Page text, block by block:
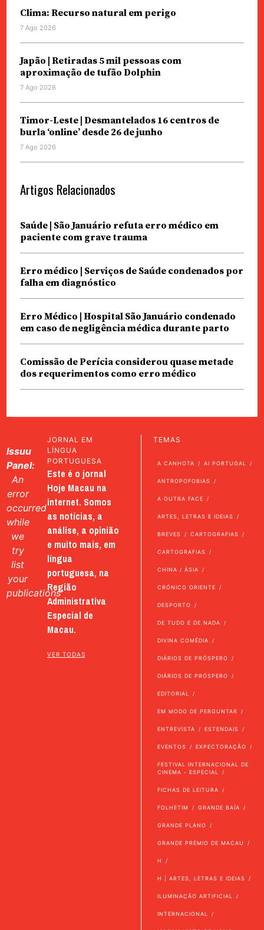
Clima: Recurso natural em perigo
7 Ago 2026
Japão | Retiradas 5 mil pessoas com
aproximação de tufão Dolphin
7 Ago 2026
Timor-Leste | Desmantelados 16 centros de
burla ‘online’ desde 26 de junho
7 Ago 2026
Artigos Relacionados
Saúde | São Januário refuta erro médico em
paciente com grave trauma
Erro médico | Serviços de Saúde condenados por
falha em diagnóstico
Erro Médico | Hospital São Januário condenado
em caso de negligência médica durante parto
Comissão de Perícia considerou quase metade
dos requerimentos como erro médico
Issuu
Panel:
An
error
occurred
while
we
try
list
your
publications
JORNAL EM
LÍNGUA
PORTUGUESA
Este é o jornal
Hoje Macau na
internet. Somos
as notícias, a
análise, a opinião
e muito mais, em
língua
portuguesa, na
Região
Administrativa
Especial de
Macau.
VER TODAS
TEMAS
A CANHOTA AI PORTUGAL
ANTROPOFOBIAS
A OUTRA FACE
ARTES, LETRAS E IDEIAS
BREVES CARTOGRAFIAS
CARTOGRAFIAS
CHINA / ÁSIA
CRÓNICO ORIENTE
DESPORTO
DE TUDO E DE NADA
DIVINA COMÉDIA
DIÁRIOS DE PRÓSPERO
DIÁRIOS DE PRÓSPERO
EDITORIAL
EM MODO DE PERGUNTAR
ENTREVISTA ESTENDAIS
EVENTOS EXPECTORAÇÃO
FESTIVAL INTERNACIONAL DE
CINEMA - ESPECIAL
FICHAS DE LEITURA
FOLHETIM GRANDE BAÍA
GRANDE PLANO
GRANDE PRÉMIO DE MACAU
H
H | ARTES, LETRAS E IDEIAS
ILUMINAÇÃO ARTIFICIAL
INTERNACIONAL